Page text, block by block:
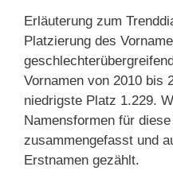
Erläuterung zum
Platzierung des
Vornamen von 2010 bis
niedrigste Platz 1.229.
Namensformen für
zusammengefasst und
Erstnamen gezählt.